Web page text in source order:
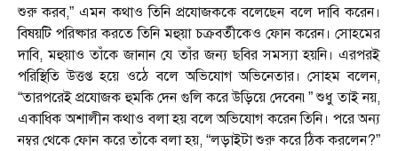
শুরু করব,” এমন কথাও তিনি প্রযোজককে বলেছেন বলে দাবি করেন।
বিষয়টি পরিষ্কার করতে তিনি মহুয়া চক্রবর্তীকেও ফোন করেন। সোহমের
দাবি, মহুয়াও তাঁকে জানান যে তাঁর জন্য ছবির সমস্যা হয়নি। এরপরই
পরিস্থিতি উত্তপ্ত হয়ে ওঠে বলে অভিযোগ অভিনেতার। সোহম বলেন,
“তারপরেই প্রযোজক হুমকি দেন গুলি করে উড়িয়ে দেবেন৷” শুধু তাই নয়,
একাধিক অশালীন কথাও বলা হয় বলে অভিযোগ করেন তিনি। পরে অন্য
নম্বর থেকে ফোন করে তাঁকে বলা হয়, “লড়াইটা শুরু করে ঠিক করলেন?”